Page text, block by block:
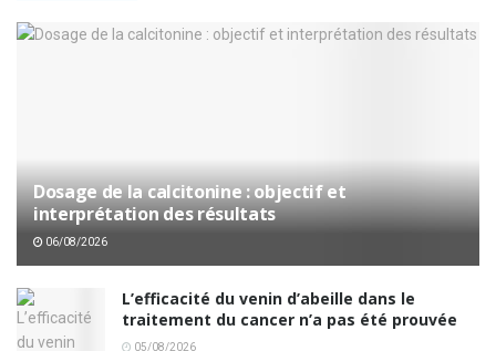
Dosage de la calcitonine : objectif et
interprétation des résultats
06/08/2026
L’efficacité du venin d’abeille dans le
traitement du cancer n’a pas été prouvée
05/08/2026